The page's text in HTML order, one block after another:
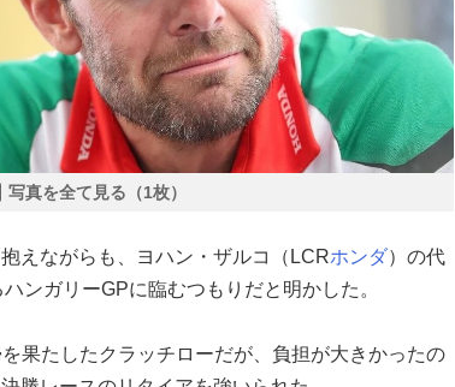
写真を全て見る（1枚）
えながらも、ヨハン・ザルコ（LCRホンダ）の代
ンガリーGPに臨むつもりだと明かした。
果たしたクラッチローだが、負担が大きかったの